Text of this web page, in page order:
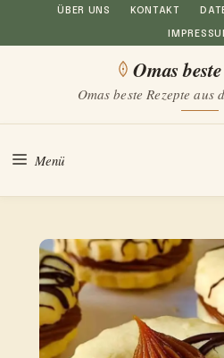
Inhalt
ÜBER UNS KONTAKT
Omas
Omas beste Rezepte aus
Menü